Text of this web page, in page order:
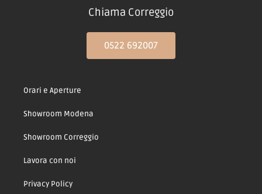
Chiama Correggio
0522 692007
Orari e Aperture
Showroom Modena
Showroom Correggio
Lavora con noi
Privacy Policy